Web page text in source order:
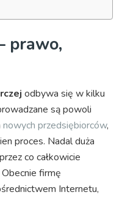
prawo,
odbywa się w kilku
są powoli
nowych przedsiębiorców,
proces. Nadal duża
co całkowicie
Obecnie firmę
Internetu,